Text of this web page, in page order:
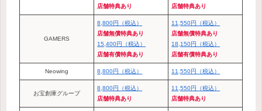
店舗特典あり
店舗特典あり
GAMERS
8,800円（税込）
店舗無償特典あり
15,400円（税込）
店舗有償特典あり
11,550円（税込）
店舗無償特典あり
18,150円（税込）
店舗有償特典あり
Neowing 8,800円（税込） 11,550円（税込）
お宝創庫グループ
8,800円（税込）
店舗特典あり
11,550円（税込）
店舗特典あり